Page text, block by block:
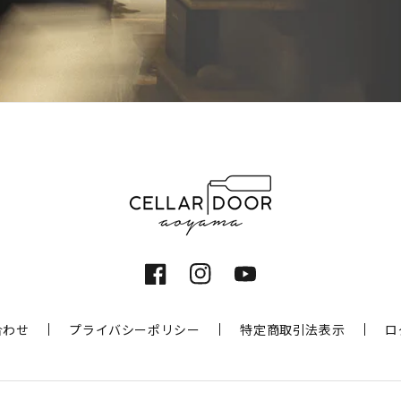
FacebookInstagramYouTube
せ プライバシーポリシー 特定商取引法表示